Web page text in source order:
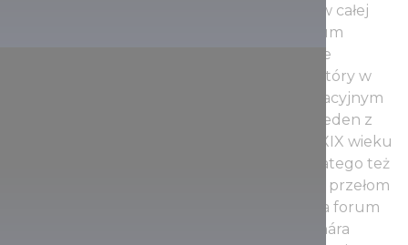
arystokracji i magnaterii. Stoją tu do dzisiaj w całej
okazałości. Klasycystyczna budowla muzeum
pięknie panuje w burżuazyjnym krajobrazie
miejskim i góruje nad zielonym ogrodem, który w
zeszłym roku został odnowiony i jest rewelacyjnym
miejscem odpoczynku od zgiełku miasta. Jeden z
pierwszych parków publicznych miasta w XIX wieku
był szczególnie popularny wśród dzieci, dlatego też
znajduje się tu plac zabaw przypominający przełom
wieków i nawiązujący do znanej, również na forum
międzynarodowym, powieści Ferenca Molnára